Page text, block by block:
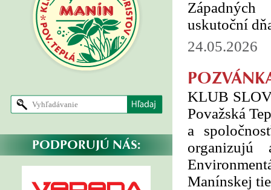
uskutoční
24.05.2026
KLUB
Považská
a
Manínskej
PODPORUJÚ NÁS: